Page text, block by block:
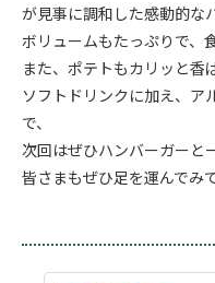
が見事に調和した感動的な
ボリュームもたっぷりで、
また、ポテトもカリッと香
ソフトドリンクに加え、ア
で、
次回はぜひハンバーガーと
皆さまもぜひ足を運んでみ